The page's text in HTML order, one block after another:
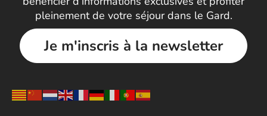
pleinement de votre séjour dans le Gard.
Je m'inscris à la newsletter